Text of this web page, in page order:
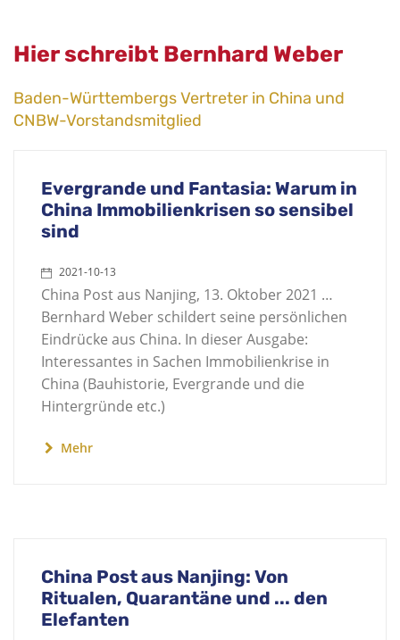
Hier schreibt Bernhard Weber
Baden-Württembergs Vertreter in China und
CNBW-Vorstandsmitglied
Evergrande und Fantasia: Warum in
China Immobilienkrisen so sensibel
sind
2021-10-13
China Post aus Nanjing, 13. Oktober 2021 …
Bernhard Weber schildert seine persönlichen
Eindrücke aus China. In dieser Ausgabe:
Interessantes in Sachen Immobilienkrise in
China (Bauhistorie, Evergrande und die
Hintergründe etc.)
Mehr
China Post aus Nanjing: Von
Ritualen, Quarantäne und ... den
Elefanten